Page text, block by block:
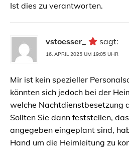
Ist dies zu verantworten.
vstoesser_ sagt:
16. APRIL 2025 UM 19:05 UHR
Mir ist kein spezieller
könnten sich jedoch bei der
welche Nachtdienstbesetzung
Sollten Sie dann feststellen,
angegeben eingeplant sind,
Hand um die Heimleitung zu